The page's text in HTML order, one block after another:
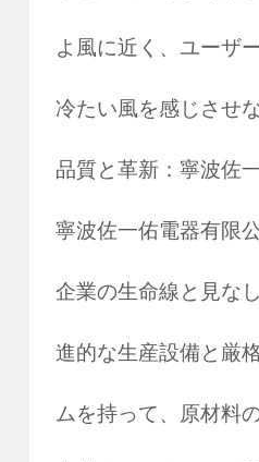
よ風に近く、ユーザ
冷たい風を感じさせな
品質と革新：寧波佐
寧波佐一佑電器有限
企業の生命線と見な
進的な生産設備と厳
ムを持って、原材料